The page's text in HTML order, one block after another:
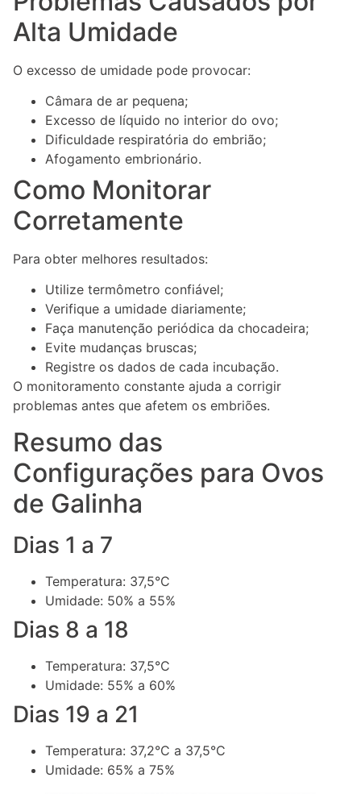
Alta Umidade
O excesso de umidade pode provocar:
Câmara de ar pequena;
Excesso de líquido no interior do ovo;
Dificuldade respiratória do embrião;
Afogamento embrionário.
Como Monitorar
Corretamente
Para obter melhores resultados:
Utilize termômetro confiável;
Verifique a umidade diariamente;
Faça manutenção periódica da chocadeira;
Evite mudanças bruscas;
Registre os dados de cada incubação.
O monitoramento constante ajuda a corrigir
problemas antes que afetem os embriões.
Resumo das
Configurações para Ovos
de Galinha
Dias 1 a 7
Temperatura: 37,5°C
Umidade: 50% a 55%
Dias 8 a 18
Temperatura: 37,5°C
Umidade: 55% a 60%
Dias 19 a 21
Temperatura: 37,2°C a 37,5°C
Umidade: 65% a 75%